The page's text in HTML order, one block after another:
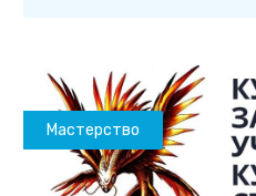
Мастерство